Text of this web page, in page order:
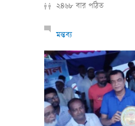
২৪৬৮ বার পঠিত
মন্তব্য